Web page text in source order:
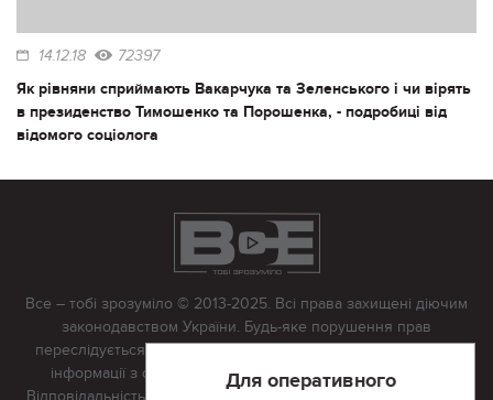
14.12.18 72397
Як рівняни сприймають Вакарчука та Зеленського і чи вірять
в президенство Тимошенко та Порошенка, - подробиці від
відомого соціолога
Для оперативного
Все – тобі зрозуміло © 2013-2025. Всі права захищені діючим
законодавством України. Будь-яке порушення прав
переслідується в судовому порядку. Будь-яке відтворення
інформації з сайту тільки з письмово дозволу редакції.
Відповідальність за достовірність усіх матеріалів, розміщених